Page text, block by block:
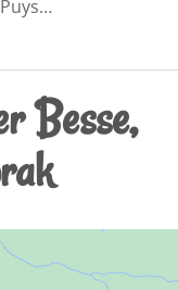
Besse,